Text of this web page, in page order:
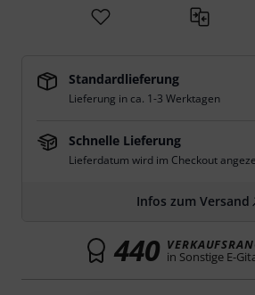
Standardlieferung
Lieferung in ca. 1-3 Werktagen
Schnelle Lieferung
Lieferdatum wird im Checkout
Infos zum Versand
440 in Sonstige E-